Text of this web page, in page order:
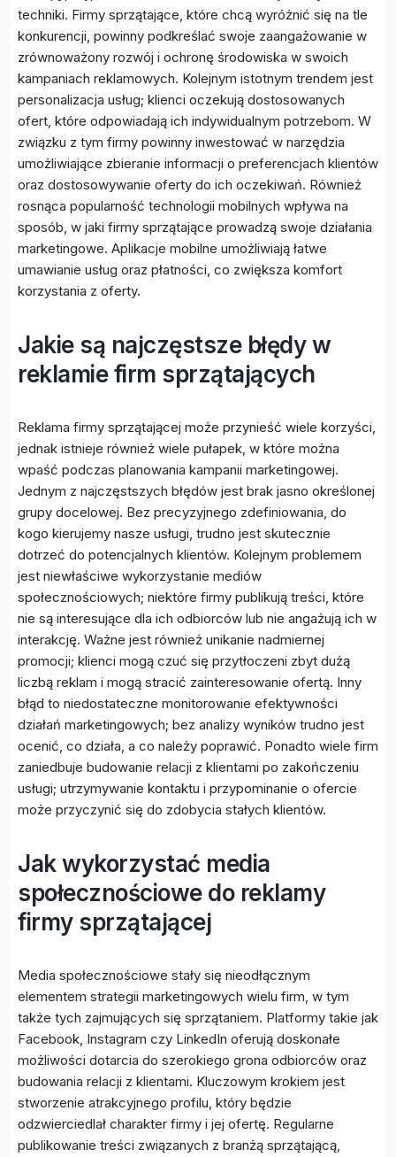
techniki. Firmy sprzątające, które chcą wyróżnić się na tle
konkurencji, powinny podkreślać swoje zaangażowanie w
zrównoważony rozwój i ochronę środowiska w swoich
kampaniach reklamowych. Kolejnym istotnym trendem jest
personalizacja usług; klienci oczekują dostosowanych
ofert, które odpowiadają ich indywidualnym potrzebom. W
związku z tym firmy powinny inwestować w narzędzia
umożliwiające zbieranie informacji o preferencjach klientów
oraz dostosowywanie oferty do ich oczekiwań. Również
rosnąca popularność technologii mobilnych wpływa na
sposób, w jaki firmy sprzątające prowadzą swoje działania
marketingowe. Aplikacje mobilne umożliwiają łatwe
umawianie usług oraz płatności, co zwiększa komfort
korzystania z oferty.
Jakie są najczęstsze błędy w
reklamie firm sprzątających
Reklama firmy sprzątającej może przynieść wiele korzyści,
jednak istnieje również wiele pułapek, w które można
wpaść podczas planowania kampanii marketingowej.
Jednym z najczęstszych błędów jest brak jasno określonej
grupy docelowej. Bez precyzyjnego zdefiniowania, do
kogo kierujemy nasze usługi, trudno jest skutecznie
dotrzeć do potencjalnych klientów. Kolejnym problemem
jest niewłaściwe wykorzystanie mediów
społecznościowych; niektóre firmy publikują treści, które
nie są interesujące dla ich odbiorców lub nie angażują ich w
interakcję. Ważne jest również unikanie nadmiernej
promocji; klienci mogą czuć się przytłoczeni zbyt dużą
liczbą reklam i mogą stracić zainteresowanie ofertą. Inny
błąd to niedostateczne monitorowanie efektywności
działań marketingowych; bez analizy wyników trudno jest
ocenić, co działa, a co należy poprawić. Ponadto wiele firm
zaniedbuje budowanie relacji z klientami po zakończeniu
usługi; utrzymywanie kontaktu i przypominanie o ofercie
może przyczynić się do zdobycia stałych klientów.
Jak wykorzystać media
społecznościowe do reklamy
firmy sprzątającej
Media społecznościowe stały się nieodłącznym
elementem strategii marketingowych wielu firm, w tym
także tych zajmujących się sprzątaniem. Platformy takie jak
Facebook, Instagram czy LinkedIn oferują doskonałe
możliwości dotarcia do szerokiego grona odbiorców oraz
budowania relacji z klientami. Kluczowym krokiem jest
stworzenie atrakcyjnego profilu, który będzie
odzwierciedlał charakter firmy i jej ofertę. Regularne
publikowanie treści związanych z branżą sprzątającą,